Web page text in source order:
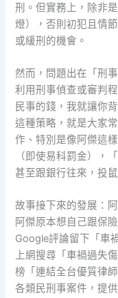
刑。但實務上，除非
燈），否則初犯且情
或緩刑的機會。
然而，問題出在「刑
利用刑事偵查或審判
民事的錢，我就讓你
這種策略，就是大家
作、特別是像阿傑這
（即使易科罰金），
甚至跟銀行往來，投
故事接下來的發展：
阿傑原本想自己跟保
Google評論留下「車
上網搜尋「車禍過失
榜「連結全台優質律
各類民刑事案件，提